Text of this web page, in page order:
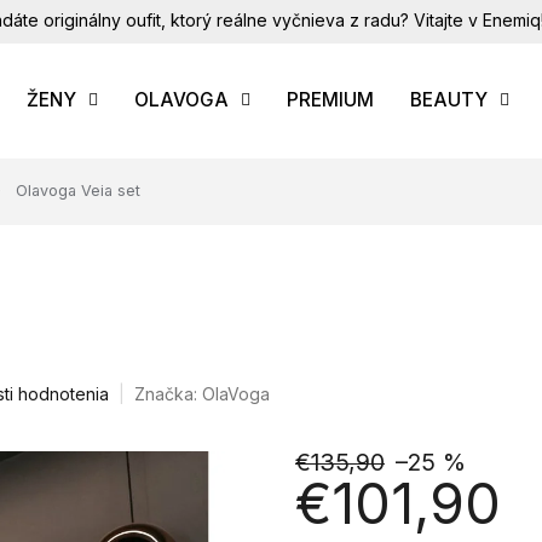
originálny oufit, ktorý reálne vyčnieva z radu? Vitajte v Enemiq!
ŽENY OLAVOGA PREMIUM BEAUTY
Olavoga Veia set
hodnotenia Značka: OlaVoga
€135,90 –25 %
€101,90